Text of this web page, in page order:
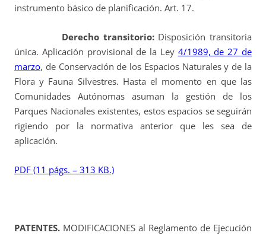
instrumento básico de planificación. Art. 17.
Derecho transitorio: Disposición transitoria
única. Aplicación provisional de la Ley 4/1989, de 27 de
marzo, de Conservación de los Espacios Naturales y de la
Flora y Fauna Silvestres. Hasta el momento en que las
Comunidades Autónomas asuman la gestión de los
Parques Nacionales existentes, estos espacios se seguirán
rigiendo por la normativa anterior que les sea de
aplicación.
PDF (11 págs. – 313 KB.)
PATENTES. MODIFICACIONES al Reglamento de Ejecución